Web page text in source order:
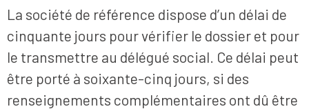
La société de référence dispose d’un délai de
cinquante jours pour vérifier le dossier et pour
le transmettre au délégué social. Ce délai peut
être porté à soixante-cinq jours, si des
renseignements complémentaires ont dû être